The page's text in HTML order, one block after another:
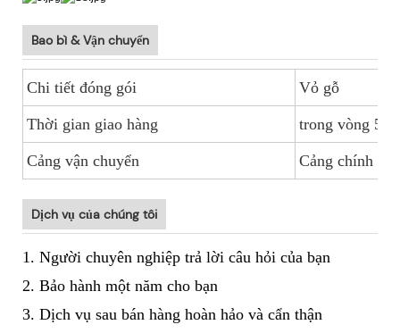
Bao bì & Vận chuyển
Chi tiết đóng gói Vỏ gỗ
Thời gian giao hàng trong vòng 5-
Cảng vận chuyển Cảng chính
Dịch vụ của chúng tôi
1. Người chuyên nghiệp trả lời câu hỏi của bạn
2. Bảo hành một năm cho bạn
3. Dịch vụ sau bán hàng hoàn hảo và cẩn thận